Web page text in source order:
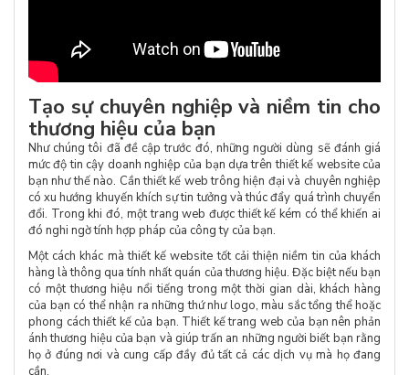
Tạo sự chuyên nghiệp và niềm tin cho
thương hiệu của bạn
Như chúng tôi đã đề cập trước đó, những người dùng sẽ đánh giá
mức độ tin cậy doanh nghiệp của bạn dựa trên thiết kế website của
bạn như thế nào. Cần thiết kế web trông hiện đại và chuyên nghiệp
có xu hướng khuyến khích sự tin tưởng và thúc đẩy quá trình chuyển
đổi. Trong khi đó, một trang web được thiết kế kém có thể khiến ai
đó nghi ngờ tính hợp pháp của công ty của bạn.
Một cách khác mà thiết kế website tốt cải thiện niềm tin của khách
hàng là thông qua tính nhất quán của thương hiệu. Đặc biệt nếu bạn
có một thương hiệu nổi tiếng trong một thời gian dài, khách hàng
của bạn có thể nhận ra những thứ như logo, màu sắc tổng thể hoặc
phong cách thiết kế của bạn. Thiết kế trang web của bạn nên phản
ánh thương hiệu của bạn và giúp trấn an những người biết bạn rằng
họ ở đúng nơi và cung cấp đầy đủ tất cả các dịch vụ mà họ đang
cần.